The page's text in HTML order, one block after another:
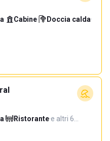
· Cabine· Doccia calda·
· Ristorante·e altri 6…